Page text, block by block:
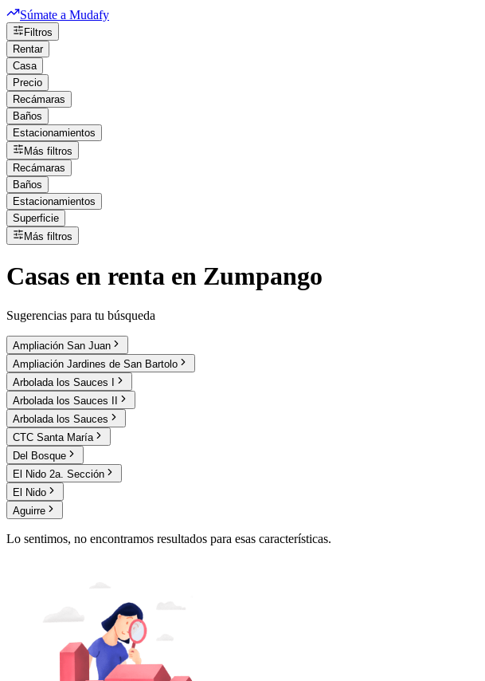
Súmate a Mudafy
Filtros
Rentar
Casa
Precio
Recámaras
Baños
Estacionamientos
Más filtros
Recámaras
Baños
Estacionamientos
Superficie
Más filtros
Casas en renta en Zumpango
Sugerencias para tu búsqueda
Ampliación San Juan
Ampliación Jardines de San Bartolo
Arbolada los Sauces I
Arbolada los Sauces II
Arbolada los Sauces
CTC Santa María
Del Bosque
El Nido 2a. Sección
El Nido
Aguirre
Lo sentimos, no encontramos resultados para esas características.